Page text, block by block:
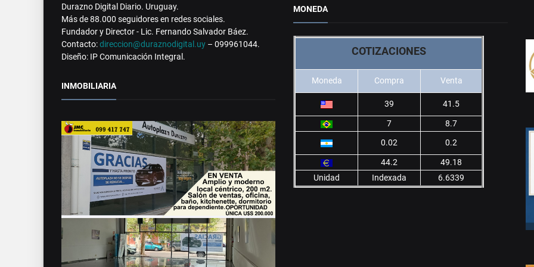
Durazno Digital Diario. Uruguay.
Más de 88.000 seguidores en redes sociales.
Fundador y Director - Lic. Fernando Salvador Báez.
Contacto:direccion@duraznodigital.uy – 099961044.
Diseño: IP Comunicación Integral.
INMOBILIARIA
MONEDA
COTIZACIONES
Moneda Compra Venta
39 41.5
7
8.7
0.02
0.2
44.2
49.18
Unidad
Indexada 6.6339